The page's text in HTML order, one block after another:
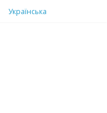
Українська